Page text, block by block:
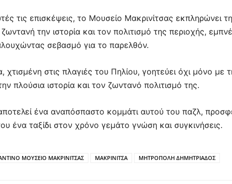
τις επισκέψεις, το Μουσείο Μακρινίτσας εκπληρώνει
την ιστορία και τον πολιτισμό της περιοχής,
σεβασμό για το παρελθόν.
χτισμένη στις πλαγιές του Πηλίου, γοητεύει όχι μόνο με
πλούσια ιστορία και τον ζωντανό πολιτισμό της.
ένα αναπόσπαστο κομμάτι αυτού του παζλ,
ένα ταξίδι στον χρόνο γεμάτο γνώση και συγκινήσεις.
ΜΟΥΣΕΙΟ ΜΑΚΡΙΝΙΤΣΑΣ ΜΑΚΡΙΝΙΤΣΑ ΜΗΤΡΟΠΟΛΗ ΔΗΜΗΤΡΙΑΔΟΣ